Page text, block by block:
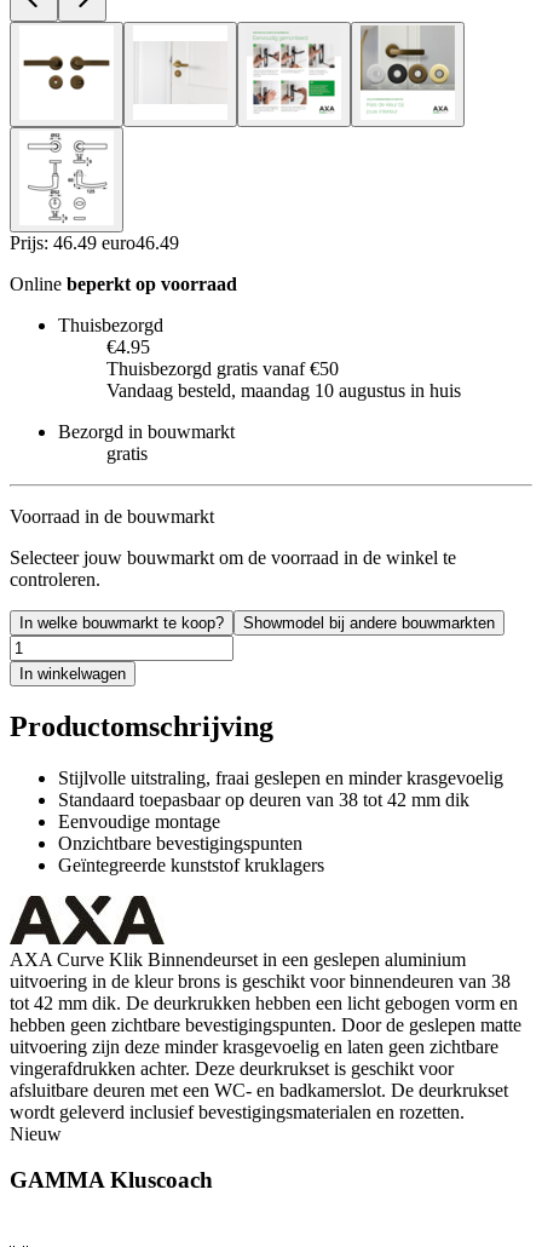
Prijs: 46.49 euro46.49
Online beperkt op voorraad
Thuisbezorgd
€4.95
Thuisbezorgd gratis vanaf €50
Vandaag besteld, maandag 10 augustus in huis
Bezorgd in bouwmarkt
gratis
Voorraad in de bouwmarkt
Selecteer jouw bouwmarkt om de voorraad in de winkel te
controleren.
In welke bouwmarkt te koop? Showmodel bij andere bouwmarkten
In winkelwagen
Productomschrijving
Stijlvolle uitstraling, fraai geslepen en minder krasgevoelig
Standaard toepasbaar op deuren van 38 tot 42 mm dik
Eenvoudige montage
Onzichtbare bevestigingspunten
Geïntegreerde kunststof kruklagers
AXA Curve Klik Binnendeurset in een geslepen aluminium
uitvoering in de kleur brons is geschikt voor binnendeuren van 38
tot 42 mm dik. De deurkrukken hebben een licht gebogen vorm en
hebben geen zichtbare bevestigingspunten. Door de geslepen matte
uitvoering zijn deze minder krasgevoelig en laten geen zichtbare
vingerafdrukken achter. Deze deurkrukset is geschikt voor
afsluitbare deuren met een WC- en badkamerslot. De deurkrukset
wordt geleverd inclusief bevestigingsmaterialen en rozetten.
Nieuw
GAMMA Kluscoach